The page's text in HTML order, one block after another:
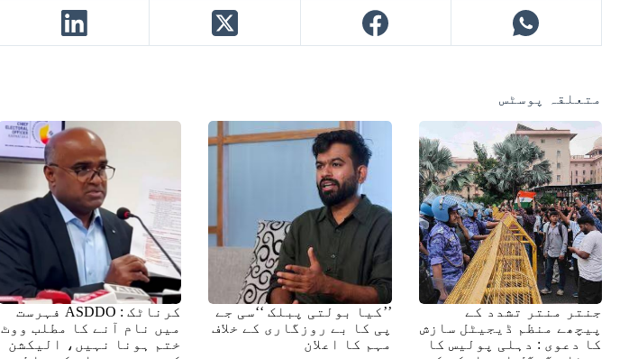
متعلقہ پوسٹس
جنتر منتر تشدد کے
پیچھے منظم ڈیجیٹل سازش
کا دعوی : دہلی پولیس کا
’’کیا بولتی پبلک ‘‘سی جے
پی کا بے روزگاری کے خلاف
مہم کا اعلان
کرناٹک : ASDDO فہرست
میں نام آنے کا مطلب ووٹ
ختم ہونا نہیں، الیکشن